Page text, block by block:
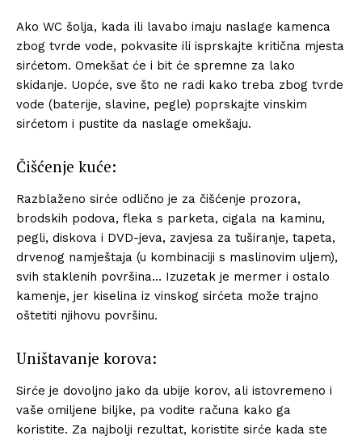
Ako WC šolja, kada ili lavabo imaju naslage kamenca
zbog tvrde vode, pokvasite ili isprskajte kritična mjesta
sirćetom. Omekšat će i bit će spremne za lako
skidanje. Uopće, sve što ne radi kako treba zbog tvrde
vode (baterije, slavine, pegle) poprskajte vinskim
sirćetom i pustite da naslage omekšaju.
Čišćenje kuće:
Razblaženo sirće odlično je za čišćenje prozora,
brodskih podova, fleka s parketa, cigala na kaminu,
pegli, diskova i DVD-jeva, zavjesa za tuširanje, tapeta,
drvenog namještaja (u kombinaciji s maslinovim uljem),
svih staklenih površina… Izuzetak je mermer i ostalo
kamenje, jer kiselina iz vinskog sirćeta može trajno
oštetiti njihovu površinu.
Uništavanje korova:
Sirće je dovoljno jako da ubije korov, ali istovremeno i
vaše omiljene biljke, pa vodite računa kako ga
koristite. Za najbolji rezultat, koristite sirće kada ste